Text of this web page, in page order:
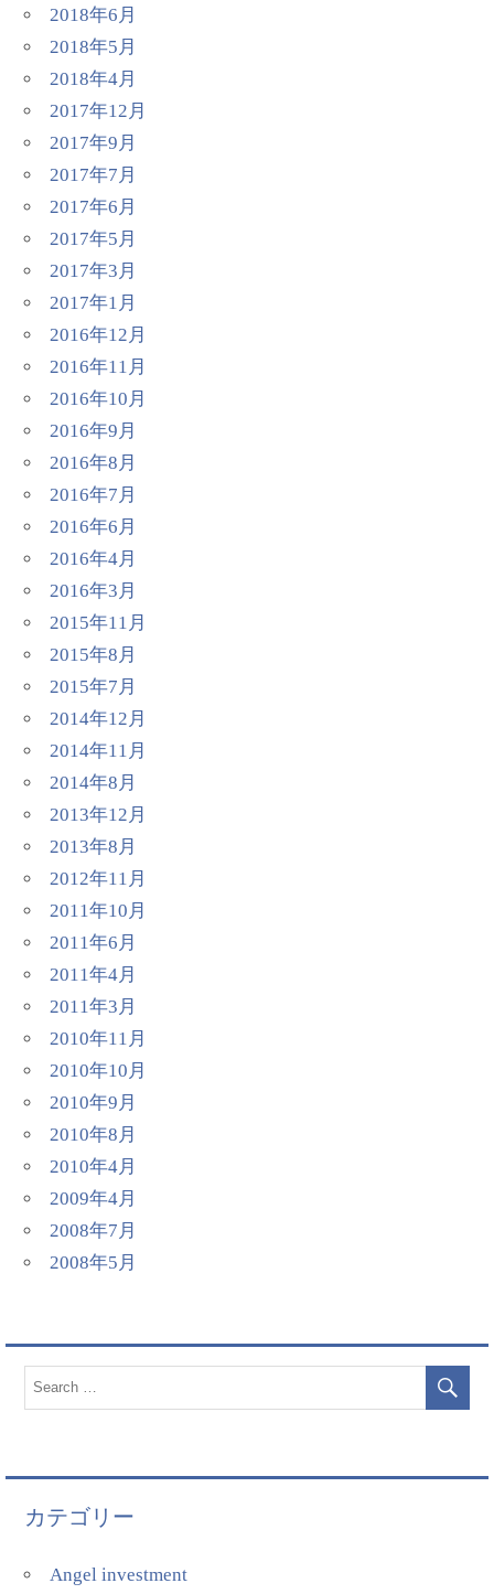
2018年6月
2018年5月
2018年4月
2017年12月
2017年9月
2017年7月
2017年6月
2017年5月
2017年3月
2017年1月
2016年12月
2016年11月
2016年10月
2016年9月
2016年8月
2016年7月
2016年6月
2016年4月
2016年3月
2015年11月
2015年8月
2015年7月
2014年12月
2014年11月
2014年8月
2013年12月
2013年8月
2012年11月
2011年10月
2011年6月
2011年4月
2011年3月
2010年11月
2010年10月
2010年9月
2010年8月
2010年4月
2009年4月
2008年7月
2008年5月
カテゴリー
Angel investment